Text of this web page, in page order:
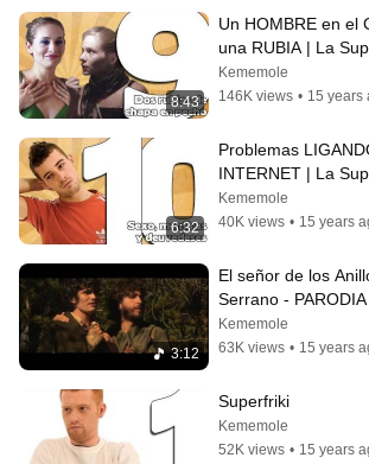
8:43
Un HOMBRE en el
una RUBIA | La
1x09
Kememole
146K views • 15 years
6:32
Problemas
INTERNET | La
1x10
Kememole
40K views • 15 years
3:12
El señor de los
Serrano -
Serrano
Kememole
63K views • 15 years
Superfriki
Kememole
52K views • 15 years